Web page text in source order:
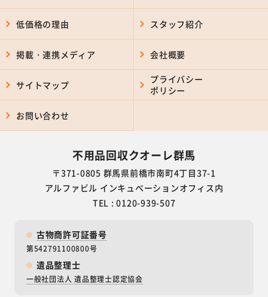
低価格の理由 スタッフ紹介
掲載・連携メディア 会社概要
サイトマップ
プライバシー
ポリシー
お問い合わせ
不用品回収クオーレ群馬
〒371-0805 群馬県前橋市南町4丁目37-1
アルファビル インキュベーションオフィス内
TEL : 0120-939-507
古物商許可証番号
第542791100800号
遺品整理士
一般社団法人 遺品整理士認定協会